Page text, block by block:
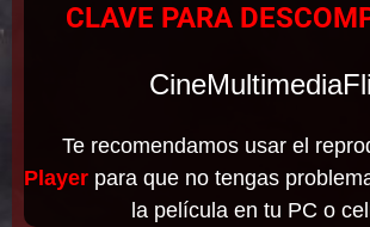
CLAVE PARA
Te recomendamos usar el
Player para que no tengas
la película en tu PC o